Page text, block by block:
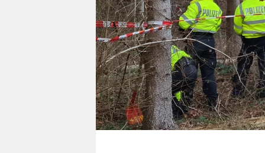
veranstaltungen
shop
fragen & hilfe
unterstützen
abo
genossenschaft